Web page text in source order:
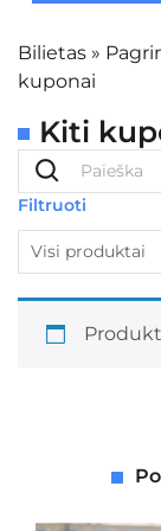
Bilietas »
kuponai
Kiti
Filtruoti
Visi produktai